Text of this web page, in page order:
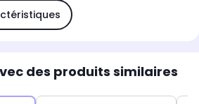
des produits similaires